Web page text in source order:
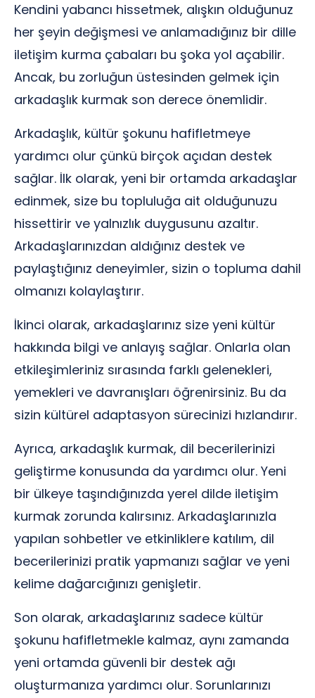
Kendini yabancı hissetmek, alışkın olduğunuz
her şeyin değişmesi ve anlamadığınız bir dille
iletişim kurma çabaları bu şoka yol açabilir.
Ancak, bu zorluğun üstesinden gelmek için
arkadaşlık kurmak son derece önemlidir.
Arkadaşlık, kültür şokunu hafifletmeye
yardımcı olur çünkü birçok açıdan destek
sağlar. İlk olarak, yeni bir ortamda arkadaşlar
edinmek, size bu topluluğa ait olduğunuzu
hissettirir ve yalnızlık duygusunu azaltır.
Arkadaşlarınızdan aldığınız destek ve
paylaştığınız deneyimler, sizin o topluma dahil
olmanızı kolaylaştırır.
İkinci olarak, arkadaşlarınız size yeni kültür
hakkında bilgi ve anlayış sağlar. Onlarla olan
etkileşimleriniz sırasında farklı gelenekleri,
yemekleri ve davranışları öğrenirsiniz. Bu da
sizin kültürel adaptasyon sürecinizi hızlandırır.
Ayrıca, arkadaşlık kurmak, dil becerilerinizi
geliştirme konusunda da yardımcı olur. Yeni
bir ülkeye taşındığınızda yerel dilde iletişim
kurmak zorunda kalırsınız. Arkadaşlarınızla
yapılan sohbetler ve etkinliklere katılım, dil
becerilerinizi pratik yapmanızı sağlar ve yeni
kelime dağarcığınızı genişletir.
Son olarak, arkadaşlarınız sadece kültür
şokunu hafifletmekle kalmaz, aynı zamanda
yeni ortamda güvenli bir destek ağı
oluşturmanıza yardımcı olur. Sorunlarınızı